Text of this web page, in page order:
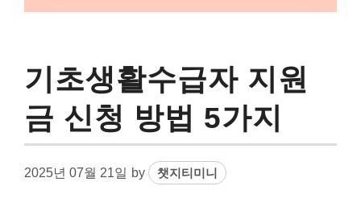
기초생활수급자 지원
금 신청 방법 5가지
2025년 07월 21일 by 챗지티미니